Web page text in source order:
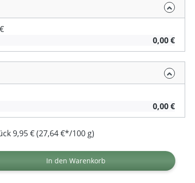
0,00 €
0,00 €
9,95 € (27,64 €*/100 g)
gewünschten Wert ein oder
In den Warenkorb